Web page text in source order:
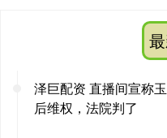
泽巨配资 直播间宣称
后维权，法院判了